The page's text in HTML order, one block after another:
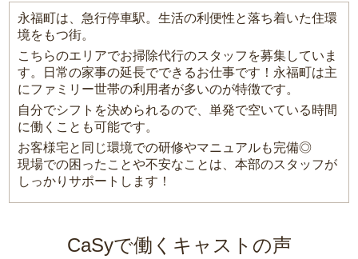
永福町は、急行停車駅。生活の利便性と落ち着いた住環
境をもつ街。
こちらのエリアでお掃除代行のスタッフを募集していま
す。日常の家事の延長でできるお仕事です！永福町は主
にファミリー世帯の利用者が多いのが特徴です。
自分でシフトを決められるので、単発で空いている時間
に働くことも可能です。
お客様宅と同じ環境での研修やマニュアルも完備◎
現場での困ったことや不安なことは、本部のスタッフが
しっかりサポートします！
CaSyで働くキャストの声